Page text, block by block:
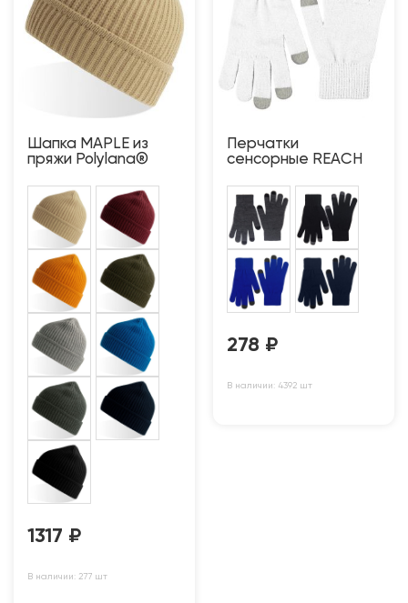
Шапка MAPLE из
пряжи Polylana®
1317 ₽
В наличии: 277 шт
Перчатки
сенсорные REACH
278 ₽
В наличии: 4392 шт